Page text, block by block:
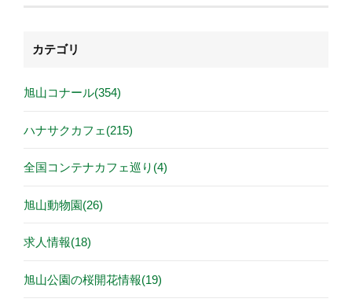
カテゴリ
旭山コナール(354)
ハナサクカフェ(215)
全国コンテナカフェ巡り(4)
旭山動物園(26)
求人情報(18)
旭山公園の桜開花情報(19)